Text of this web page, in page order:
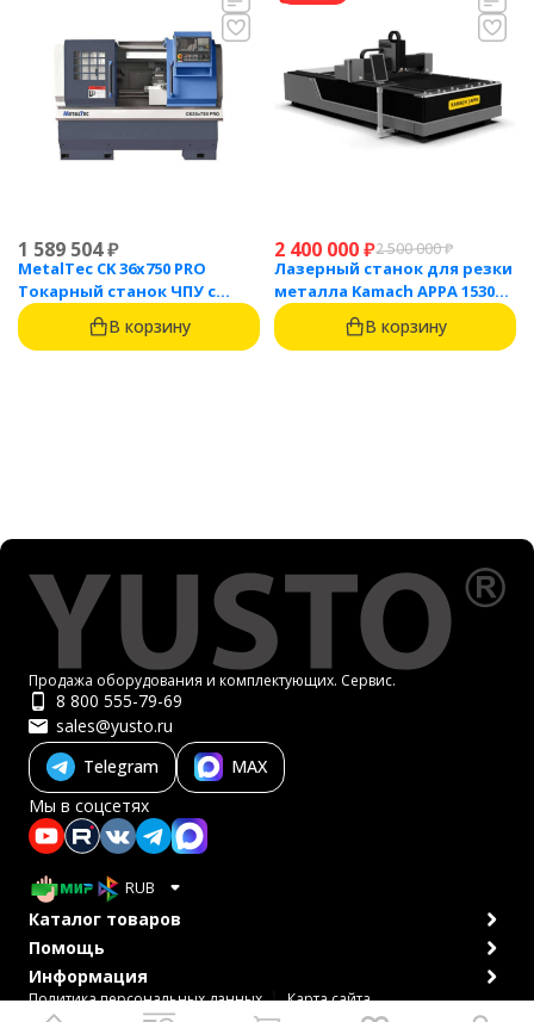
1 589 504₽
MetalTec CK 36x750 PRO
Токарный станок ЧПУ с
горизонтальной станиной
В корзину
2 400 000₽2 500 000₽
Лазерный станок для резки
металла Kamach APPA 1530
(3000 Вт)
В корзину
Продажа оборудования и комплектующих. Сервис.
8 800 555-79-69
sales@yusto.ru
Telegram
MAX
Мы в соцсетях
RUB
Каталог товаров
Помощь
Информация
Политика персональных данных
Карта сайта
© 2007-2026 ЮСТО